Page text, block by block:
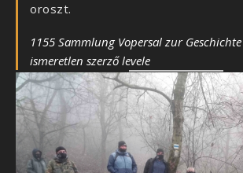
oroszt.
1155 Sammlung Vopersal zur
ismeretlen szerző levele